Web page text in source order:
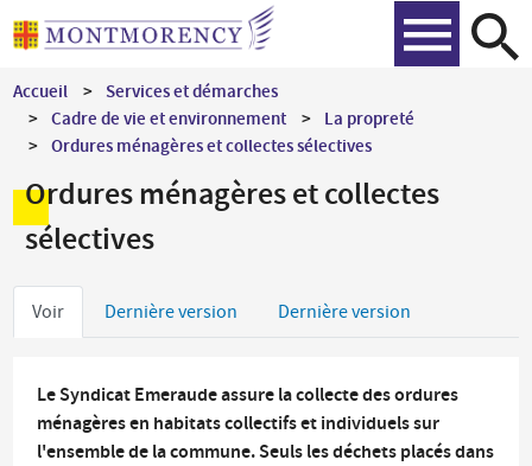
Aller
au
principal
Accueil
Services et démarches
Cadre de vie et environnement
La propreté
Ordures ménagères et collectes sélectives
Ordures ménagères et collectes
sélectives
Onglets
Voir Dernière version Dernière version
Le Syndicat Emeraude assure la collecte des ordures
ménagères en habitats collectifs et individuels sur
l'ensemble de la commune. Seuls les déchets placés dans